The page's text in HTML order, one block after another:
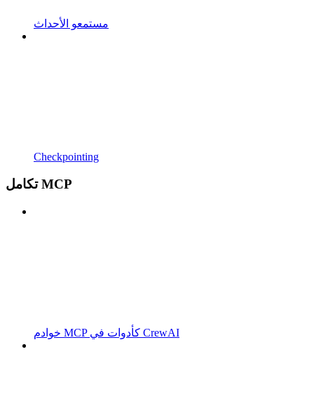
مستمعو الأحداث
Checkpointing
تكامل MCP
خوادم MCP كأدوات في CrewAI